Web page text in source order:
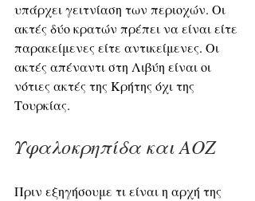
υπάρχει γειτνίαση των περιοχών. Οι
ακτές δύο κρατών πρέπει να είναι είτε
παρακείμενες είτε αντικείμενες. Οι
ακτές απέναντι στη Λιβύη είναι οι
νότιες ακτές της Κρήτης όχι της
Τουρκίας.
Υφαλοκρηπίδα και ΑΟΖ
Πριν εξηγήσουμε τι είναι η αρχή της